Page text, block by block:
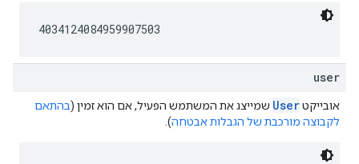
4034124084959907503
user
אובייקטUser שמייצג את המשתמש הפעיל, אם הוא זמין (בהתאם
לקבוצה מורכבת של הגבלות אבטחה).